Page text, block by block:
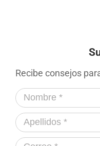
Recibe consejos